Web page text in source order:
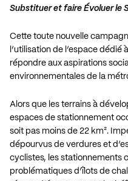
Substituer et faire Évoluer le
Cette toute nouvelle
l’utilisation de l’espace dédié
répondre aux aspirations
environnementales de la
Alors que les terrains à
espaces de stationnement
soit pas moins de 22 km².
dépourvus de verdures et
cyclistes, les stationnements
problématiques d’îlots de